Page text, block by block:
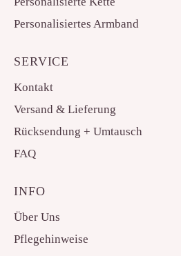
Personalisiertes Armband
SERVICE
Kontakt
Versand & Lieferung
Rücksendung + Umtausch
FAQ
INFO
Über Uns
Pflegehinweise